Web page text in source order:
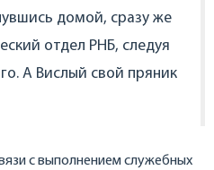
домой, сразу же
отдел РНБ, следуя
А Вислый свой пряник
с выполнением служебных